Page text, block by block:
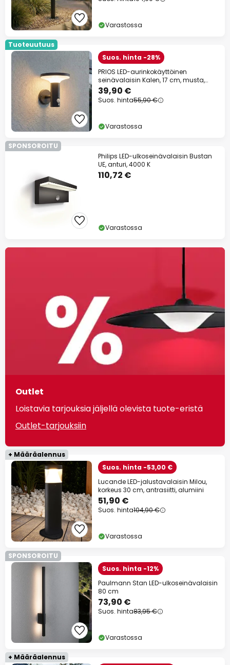
Varastossa
Tuoteuutuus
Suos. hinta -28%
PRIOS LED-aurinkokäyttöinen
seinävalaisin Kalen, 17 cm, musta,
liiketunnistin
39,90 €
Suos. hinta55,90 €
Varastossa
SPONSOROITU
Philips LED-ulkoseinävalaisin Bustan
UE, anturi, 4000 K
110,72 €
Varastossa
Outlet
Loistavia tarjouksia jäljellä olevista tuote-eristä
Outlet-tarjouksiin
+ Määräalennus
Suos. hinta -53,00 €
Lucande LED-jalustavalaisin Milou,
korkeus 30 cm, antrasiitti, alumiini
51,90 €
Suos. hinta104,90 €
Varastossa
SPONSOROITU
Suos. hinta -12%
Paulmann Stan LED-ulkoseinävalaisin
80 cm
73,90 €
Suos. hinta83,95 €
Varastossa
+ Määräalennus